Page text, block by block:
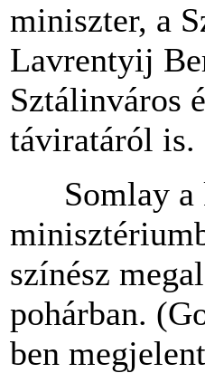
miniszter, a
Lavrentyij
Sztálinváros
táviratáról is.
Somlay a
színész
pohárban.
ben